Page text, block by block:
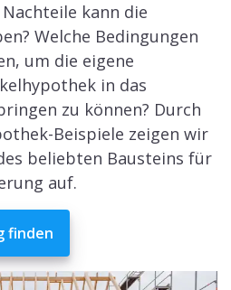
kann die
Welche Bedingungen
um die eigene
in das
zu können? Durch
Beispiele zeigen wir
beliebten Bausteins für
auf.
finden